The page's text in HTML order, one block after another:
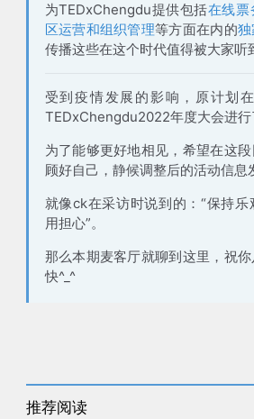
为TEDxChengdu提供包括在线票
区运营和组织管理等方面在内的
传播这些在这个时代值得被大家听
受到疫情发展的影响，原计划
TEDxChengdu2022年度大会进行
为了能够更好地相见，希望在这
顾好自己，静候调整后的活动信息
就像ck在采访时说到的：“保持乐
用担心”。
那么本期麦客厅就聊到这里，祝
快^_^
推荐阅读